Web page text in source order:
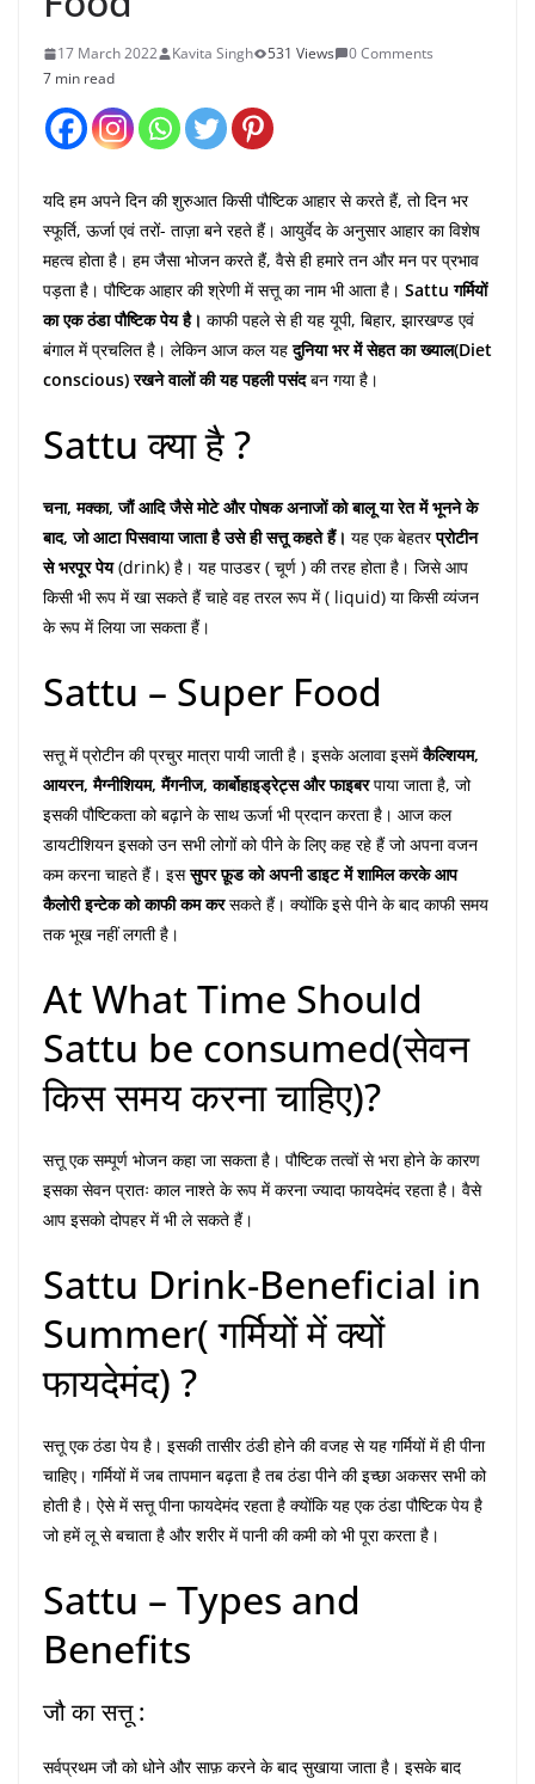
17 March 2022 Kavita Singh 531 Views
0 Comments
7 min read
यदि हम अपने दिन की शुरुआत किसी पौष्टिक आहार से करते हैं, तो दिन भर
स्फूर्ति, ऊर्जा एवं तरों- ताज़ा बने रहते हैं। आयुर्वेद के अनुसार आहार का विशेष
महत्व होता है। हम जैसा भोजन करते हैं, वैसे ही हमारे तन और मन पर प्रभाव
पड़ता है। पौष्टिक आहार की श्रेणी में सत्तू का नाम भी आता है। Sattu गर्मियों
का एक ठंडा पौष्टिक पेय है। काफी पहले से ही यह यूपी, बिहार, झारखण्ड एवं
बंगाल में प्रचलित है। लेकिन आज कल यहदुनिया भर में सेहत का ख्याल(Diet
conscious) रखने वालों की यह पहली पसंदबन गया है।
Sattu क्या है ?
चना, मक्का, जौं आदि जैसे मोटे और पोषक अनाजों को बालू या रेत में भूनने के
बाद, जो आटा पिसवाया जाता है उसे ही सत्तू कहते हैं। यह एक बेहतरप्रोटीन
से भरपूर पेय(drink) है। यह पाउडर ( चूर्ण ) की तरह होता है। जिसे आप
किसी भी रूप में खा सकते हैं चाहे वह तरल रूप में ( liquid) या किसी व्यंजन
के रूप में लिया जा सकता हैं।
Sattu – Super Food
सत्तू में प्रोटीन की प्रचुर मात्रा पायी जाती है। इसके अलावा इसमेंकैल्शियम,
आयरन, मैग्नीशियम, मैंगनीज, कार्बोहाइड्रेट्स और फाइबरपाया जाता है, जो
इसकी पौष्टिकता को बढ़ाने के साथ ऊर्जा भी प्रदान करता है। आज कल
डायटीशियन इसको उन सभी लोगों को पीने के लिए कह रहे हैं जो अपना वजन
कम करना चाहते हैं। इससुपर फ़ूड को अपनी डाइट में शामिल करके आप
कैलोरी इन्टेक को काफी कम करसकते हैं। क्योंकि इसे पीने के बाद काफी समय
तक भूख नहीं लगती है।
At What Time Should
Sattu be consumed(सेवन
किस समय करना चाहिए)?
सत्तू एक सम्पूर्ण भोजन कहा जा सकता है। पौष्टिक तत्वों से भरा होने के कारण
इसका सेवन प्रातः काल नाश्ते के रूप में करना ज्यादा फायदेमंद रहता है। वैसे
आप इसको दोपहर में भी ले सकते हैं।
Sattu Drink-Beneficial in
Summer( गर्मियों में क्यों
फायदेमंद) ?
सत्तू एक ठंडा पेय है। इसकी तासीर ठंडी होने की वजह से यह गर्मियों में ही पीना
चाहिए। गर्मियों में जब तापमान बढ़ता है तब ठंडा पीने की इच्छा अकसर सभी को
होती है। ऐसे में सत्तू पीना फायदेमंद रहता है क्योंकि यह एक ठंडा पौष्टिक पेय है
जो हमें लू से बचाता है और शरीर में पानी की कमी को भी पूरा करता है।
Sattu – Types and
Benefits
जौ का सत्तू :
सर्वप्रथम जौ को धोने और साफ़ करने के बाद सुखाया जाता है। इसके बाद